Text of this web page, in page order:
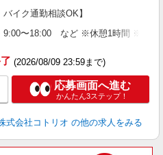
イク通勤相談OK】
9:00〜18:00 など ※休憩1時間 ※週3
(2026/08/09 23:59まで)
応募画面へ進む
かんたん3ステップ！
式会社コトリオ の他の求人をみる